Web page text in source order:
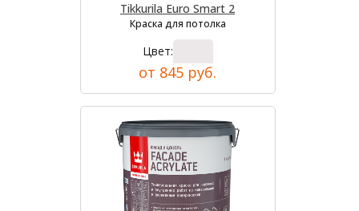
Tikkurila Euro Smart 2
Краска для потолка
Цвет:
от 845 руб.